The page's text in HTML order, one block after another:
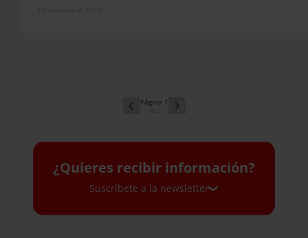
1
¿Quieres recibir información?
Suscríbete a la newsletter